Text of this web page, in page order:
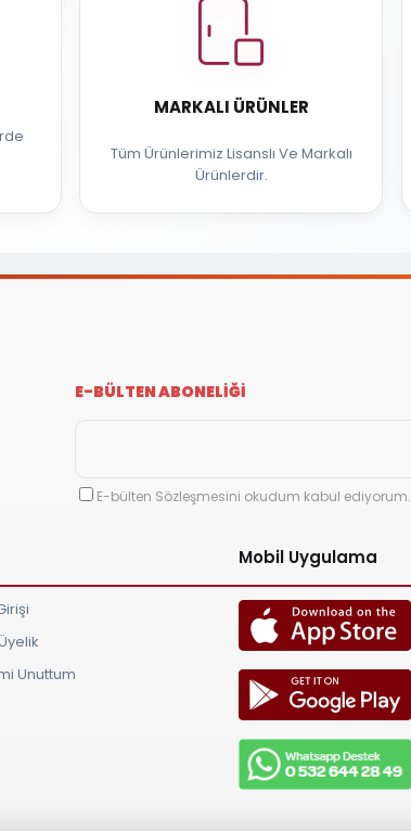
MARKALI ÜRÜNLER
Tüm Ürünlerimiz Lisanslı Ve Markalı
Ürünlerdir.
E-BÜLTEN ABONELİĞİ
E-bülten Sözleşmesini okudum kabul ediyorum.
Unuttum
Mobil Uygulama